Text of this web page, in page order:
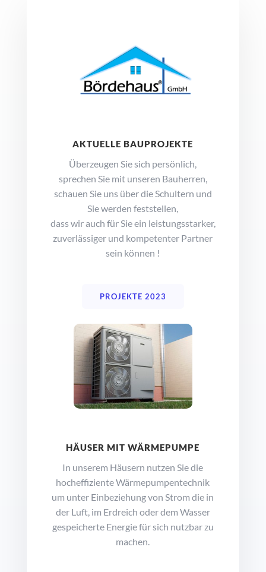
AKTUELLE BAUPROJEKTE
Überzeugen Sie sich persönlich,
sprechen Sie mit unseren Bauherren,
schauen Sie uns über die Schultern und
Sie werden feststellen,
dass wir auch für Sie ein leistungsstarker,
zuverlässiger und kompetenter Partner
sein können !
PROJEKTE 2023
HÄUSER MIT WÄRMEPUMPE
In unserem Häusern nutzen Sie die
hocheffiziente Wärmepumpentechnik
um unter Einbeziehung von Strom die in
der Luft, im Erdreich oder dem Wasser
gespeicherte Energie für sich nutzbar zu
machen.